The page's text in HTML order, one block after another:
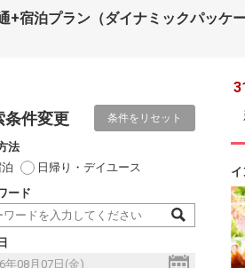
+宿泊プラン （ダイナミックパッケ
条件変更 条件をリセット
法
日帰り・デイユース
ード